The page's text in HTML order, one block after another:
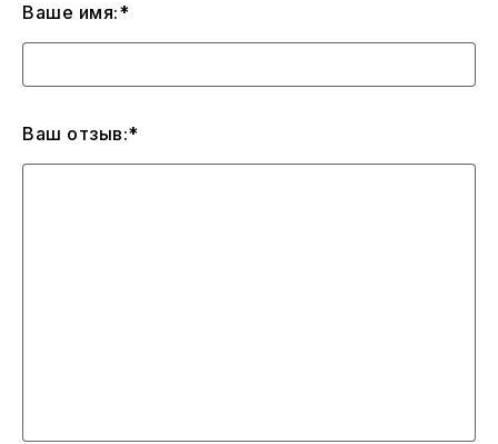
Ваше имя:*
Ваш отзыв:*